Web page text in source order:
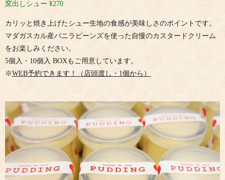
窯出しシュー ¥270
カリッと焼き上げたシュー生地の食感が美味しさのポイントです。
マダガスカル産バニラビーンズを使った自慢のカスタードクリーム
をお楽しみください。
5個入・10個入 BOXもご用意しています。
※WEB予約できます！ （店頭渡し・1個から）